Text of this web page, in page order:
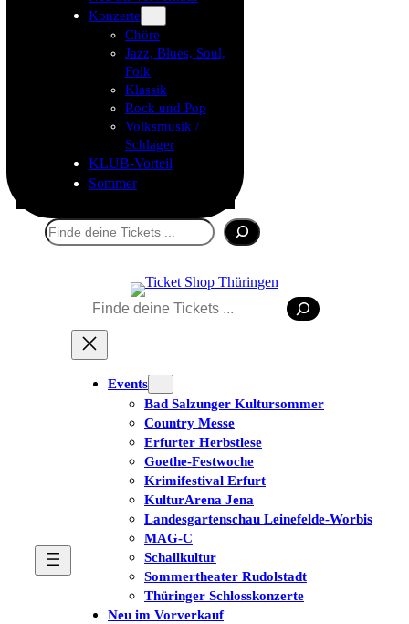
Konzerte
Chöre
Jazz, Blues, Soul,
Folk
Klassik
Rock und Pop
Volksmusik /
Schlager
KLUB-Vorteil
Sommer
Suchen
Suchen
Events
Bad Salzunger Kultursommer
Country Messe
Erfurter Herbstlese
Goethe-Festwoche
Krimifestival Erfurt
KulturArena Jena
Landesgartenschau Leinefelde-Worbis
MAG-C
Schallkultur
Sommertheater Rudolstadt
Thüringer Schlosskonzerte
Neu im Vorverkauf